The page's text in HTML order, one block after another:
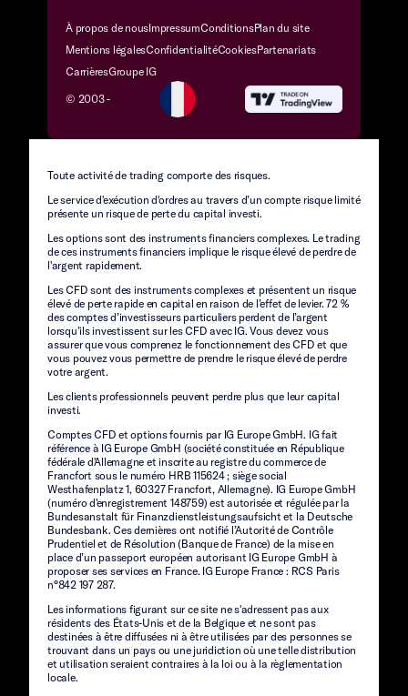
À propos de nousImpressumConditionsPlan du site
Mentions légalesConfidentialitéCookiesPartenariats
CarrièresGroupe IG
© 2003 -
Toute activité de trading comporte des risques.
Le service d'exécution d'ordres au travers d’un compte risque limité
présente un risque de perte du capital investi.
Les options sont des instruments financiers complexes. Le trading
de ces instruments financiers implique le risque élevé de perdre de
l'argent rapidement.
Les CFD sont des instruments complexes et présentent un risque
élevé de perte rapide en capital en raison de l’effet de levier. 72 %
des comptes d’investisseurs particuliers perdent de l’argent
lorsqu’ils investissent sur les CFD avec IG. Vous devez vous
assurer que vous comprenez le fonctionnement des CFD et que
vous pouvez vous permettre de prendre le risque élevé de perdre
votre argent.
Les clients professionnels peuvent perdre plus que leur capital
investi.
Comptes CFD et options fournis par IG Europe GmbH. IG fait
référence à IG Europe GmbH (société constituée en République
fédérale d'Allemagne et inscrite au registre du commerce de
Francfort sous le numéro HRB 115624 ; siège social
Westhafenplatz 1, 60327 Francfort, Allemagne). IG Europe GmbH
(numéro d'enregistrement 148759) est autorisée et régulée par la
Bundesanstalt für Finanzdienstleistungsaufsicht et la Deutsche
Bundesbank. Ces dernières ont notifié l’Autorité de Contrôle
Prudentiel et de Résolution (Banque de France) de la mise en
place d’un passeport européen autorisant IG Europe GmbH à
proposer ses services en France. IG Europe France : RCS Paris
n°842 197 287.
Les informations figurant sur ce site ne s'adressent pas aux
résidents des États-Unis et de la Belgique et ne sont pas
destinées à être diffusées ni à être utilisées par des personnes se
trouvant dans un pays ou une juridiction où une telle distribution
et utilisation seraient contraires à la loi ou à la règlementation
locale.